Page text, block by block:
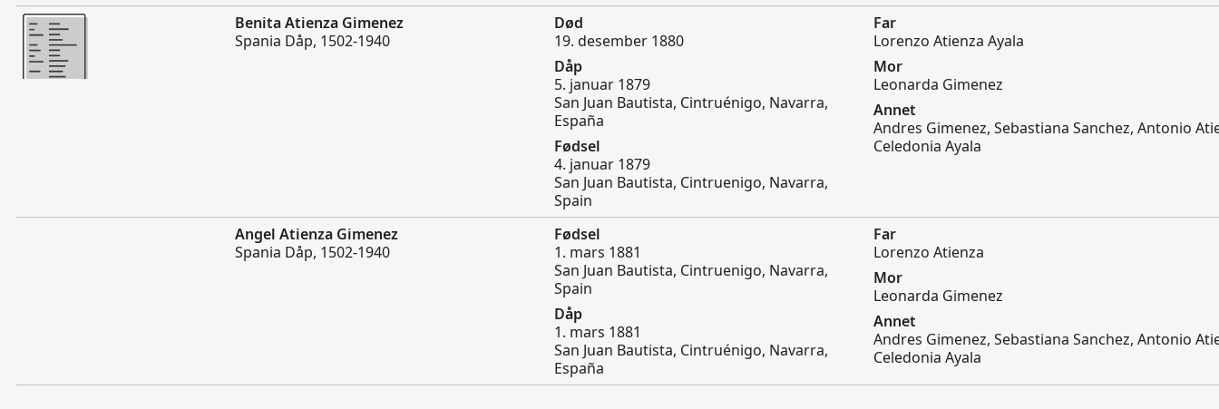
Flere
Benita Atienza Gimenez
Spania Dåp, 1502-1940
Død
19. desember 1880
Dåp
5. januar 1879
San Juan Bautista, Cintruénigo, Navarra,
España
Fødsel
4. januar 1879
San Juan Bautista, Cintruenigo, Navarra,
Spain
Far
Lorenzo Atienza Ayala
Mor
Leonarda Gimenez
Annet
Andres Gimenez, Sebastiana Sanchez, Antonio
Celedonia Ayala
Angel Atienza Gimenez
Spania Dåp, 1502-1940
Fødsel
1. mars 1881
San Juan Bautista, Cintruenigo, Navarra,
Spain
Dåp
1. mars 1881
San Juan Bautista, Cintruénigo, Navarra,
España
Far
Lorenzo Atienza
Mor
Leonarda Gimenez
Annet
Andres Gimenez, Sebastiana Sanchez, Antonio
Celedonia Ayala